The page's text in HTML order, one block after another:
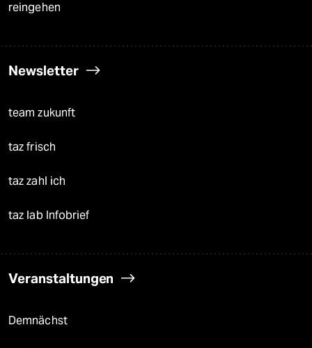
reingehen
Newsletter
team zukunft
taz frisch
taz zahl ich
taz lab Infobrief
Veranstaltungen
Demnächst